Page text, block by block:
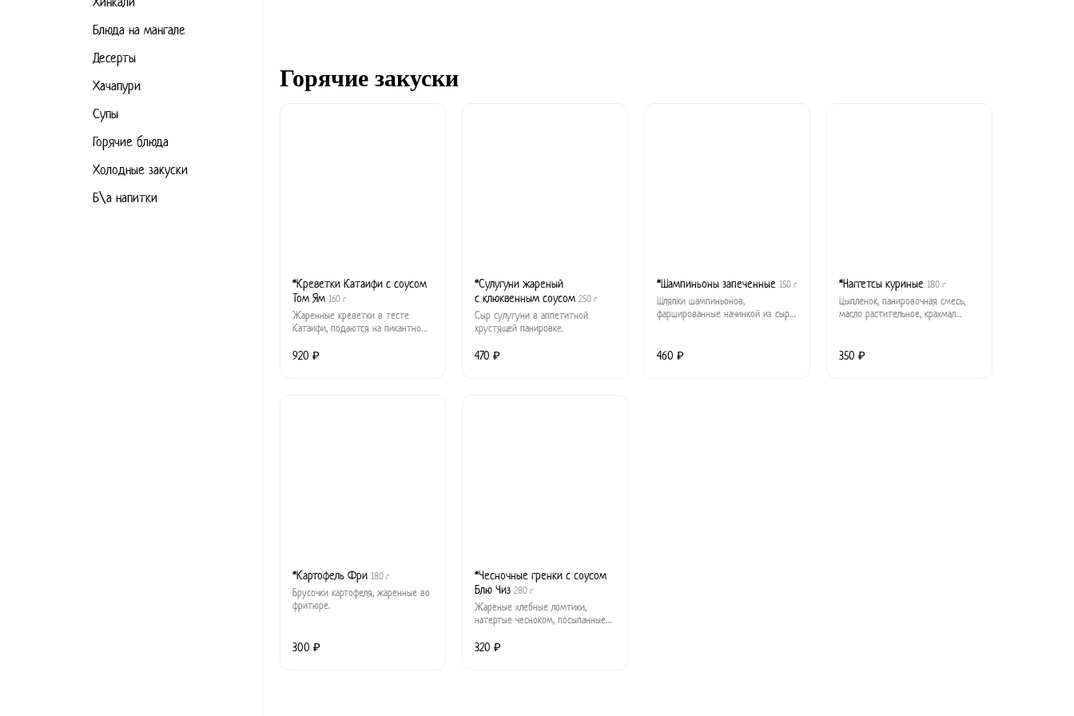
Блюда на мангале
Десерты
Хачапури
Супы
Горячие блюда
Холодные закуски
Б\а напитки
Горячие закуски
*Креветки Катаифи с соусом
Том Ям 160 г
Жаренные креветки в тесте
Катаифи, подаются на пикантном
920 ₽
*Сулугуни жареный
с клюквенным соусом 250 г
Сыр сулугуни в аппетитной
хрустящей панировке.
470 ₽
*Шампиньоны запеченные 150 г
Шляпки шампиньонов,
фаршированные начинкой из сыра
460 ₽
*Наггетсы куриные 180 г
Цыпленок, панировочная смесь,
масло растительное, крахмал
350 ₽
*Картофель Фри 180 г
Брусочки картофеля, жаренные во
фритюре.
300 ₽
*Чесночные гренки с соусом
Блю Чиз 280 г
Жареные хлебные ломтики,
натертые чесноком, посыпанные
соусом Блю Чиз.
320 ₽